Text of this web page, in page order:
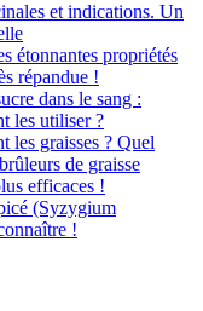
et indications. Un
étonnantes propriétés
répandue !
dans le sang :
les utiliser ?
les graisses ? Quel
de graisse
efficaces !
(Syzygium
!